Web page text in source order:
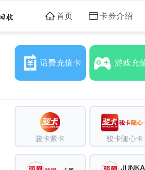
首页 卡券介绍
话费充值卡 游戏充
骏卡紫卡 骏卡随心卡